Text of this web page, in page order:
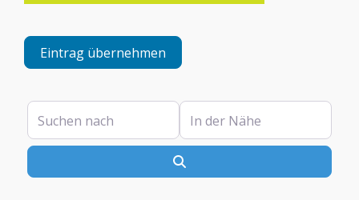
Eintrag übernehmen
Suchen nach In der Nähe